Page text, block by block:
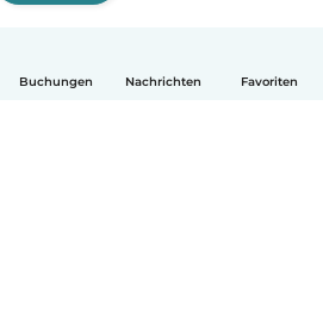
Buchungen Nachrichten Favoriten